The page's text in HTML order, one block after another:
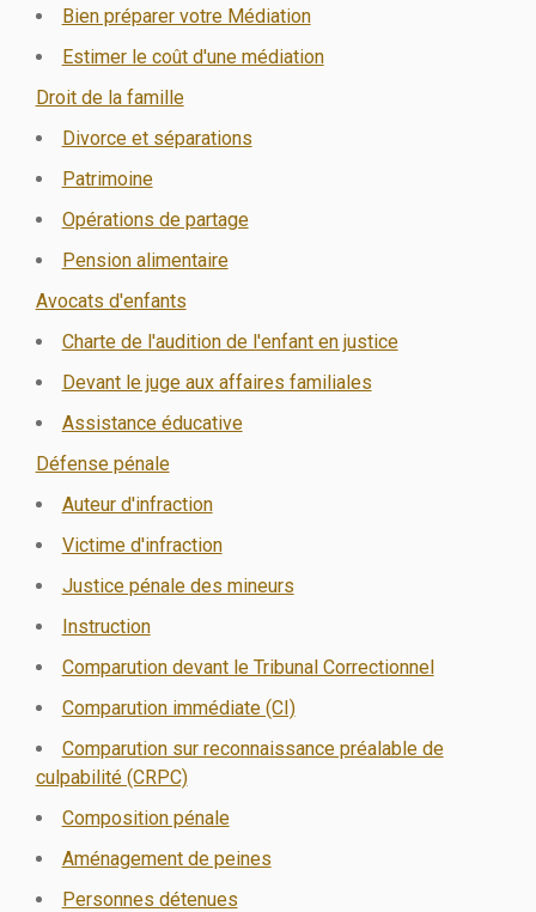
Bien préparer votre Médiation
Estimer le coût d'une médiation
Droit de la famille
Divorce et séparations
Patrimoine
Opérations de partage
Pension alimentaire
Avocats d'enfants
Charte de l'audition de l'enfant en justice
Devant le juge aux affaires familiales
Assistance éducative
Défense pénale
Auteur d'infraction
Victime d'infraction
Justice pénale des mineurs
Instruction
Comparution devant le Tribunal Correctionnel
Comparution immédiate (CI)
Comparution sur reconnaissance préalable de
culpabilité (CRPC)
Composition pénale
Aménagement de peines
Personnes détenues